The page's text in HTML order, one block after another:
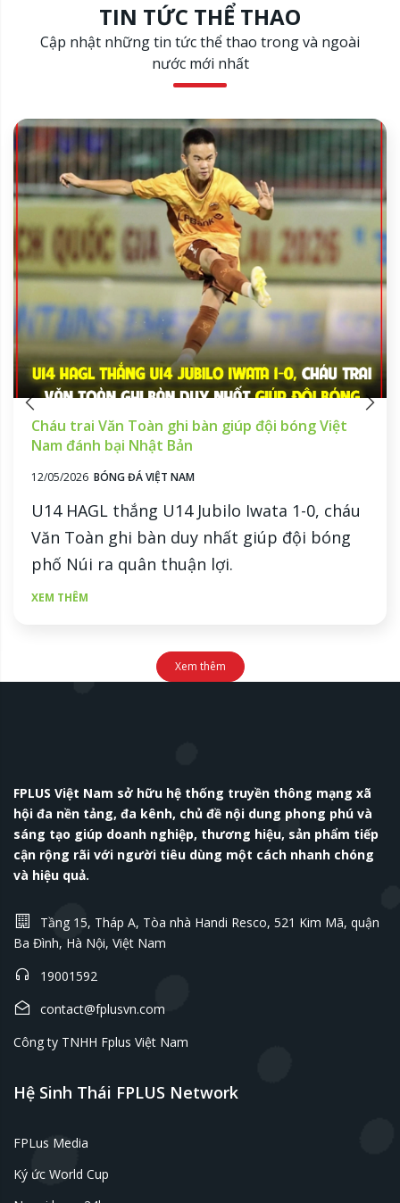
TIN TỨC THỂ THAO
Cập nhật những tin tức thể thao trong và ngoài
nước mới nhất
Cháu trai Văn Toàn ghi bàn giúp đội bóng Việt
Nam đánh bại Nhật Bản
12/05/2026 BÓNG ĐÁ VIỆT NAM
U14 HAGL thắng U14 Jubilo Iwata 1-0, cháu
Văn Toàn ghi bàn duy nhất giúp đội bóng
phố Núi ra quân thuận lợi.
XEM THÊM
Xem thêm
FPLUS Việt Nam sở hữu hệ thống truyền thông mạng xã
hội đa nền tảng, đa kênh, chủ đề nội dung phong phú và
sáng tạo giúp doanh nghiệp, thương hiệu, sản phẩm tiếp
cận rộng rãi với người tiêu dùng một cách nhanh chóng
và hiệu quả.
Tầng 15, Tháp A, Tòa nhà Handi Resco, 521 Kim Mã, quận
Ba Đình, Hà Nội, Việt Nam
19001592
contact@fplusvn.com
Công ty TNHH Fplus Việt Nam
Hệ Sinh Thái FPLUS Network
FPLus Media
Ký ức World Cup